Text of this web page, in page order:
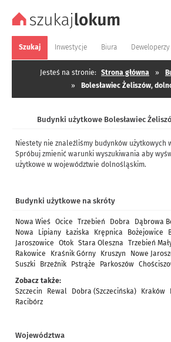
Szukaj Inwestycje Biura Deweloperzy
Jesteś na stronie: Strona główna »
»
Bolesławiec Żeliszów,
Budynki użytkowe Bolesławiec
Niestety nie znaleźliśmy budynków użytkowych
Spróbuj zmienić warunki wyszukiwania aby
użytkowe w województwie dolnośląskim.
Budynki użytkowe na skróty
Nowa Wieś Ocice Trzebień Dobra Dąbrowa
Nowa
Lipiany Łaziska Krępnica Bożejowice
Jaroszowice
Otok Stara Oleszna Trzebień
Rakowice
Kraśnik Górny Kruszyn Nowe
Suszki
Brzeźnik Pstrąże Parkoszów
Zobacz także:
Szczecin
Rewal Dobra (Szczecińska) Kraków
Racibórz
Województwa